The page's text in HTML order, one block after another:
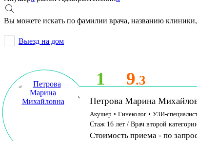
Вы можете искать по фамилии врача, названию
Выезд на дом
1 9.3
Принимает детей
и взрослых
Петрова Марина
Акушер • Гинеколог • УЗИ-
Стаж 16 лет / Врач второй
Стоимость приема - по